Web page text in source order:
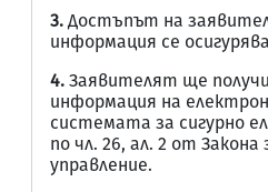
3. Достъпът на
информация се осигурява
4. Заявителят ще
информация на
системата за сигурно
по чл. 26, ал. 2 от
управление.